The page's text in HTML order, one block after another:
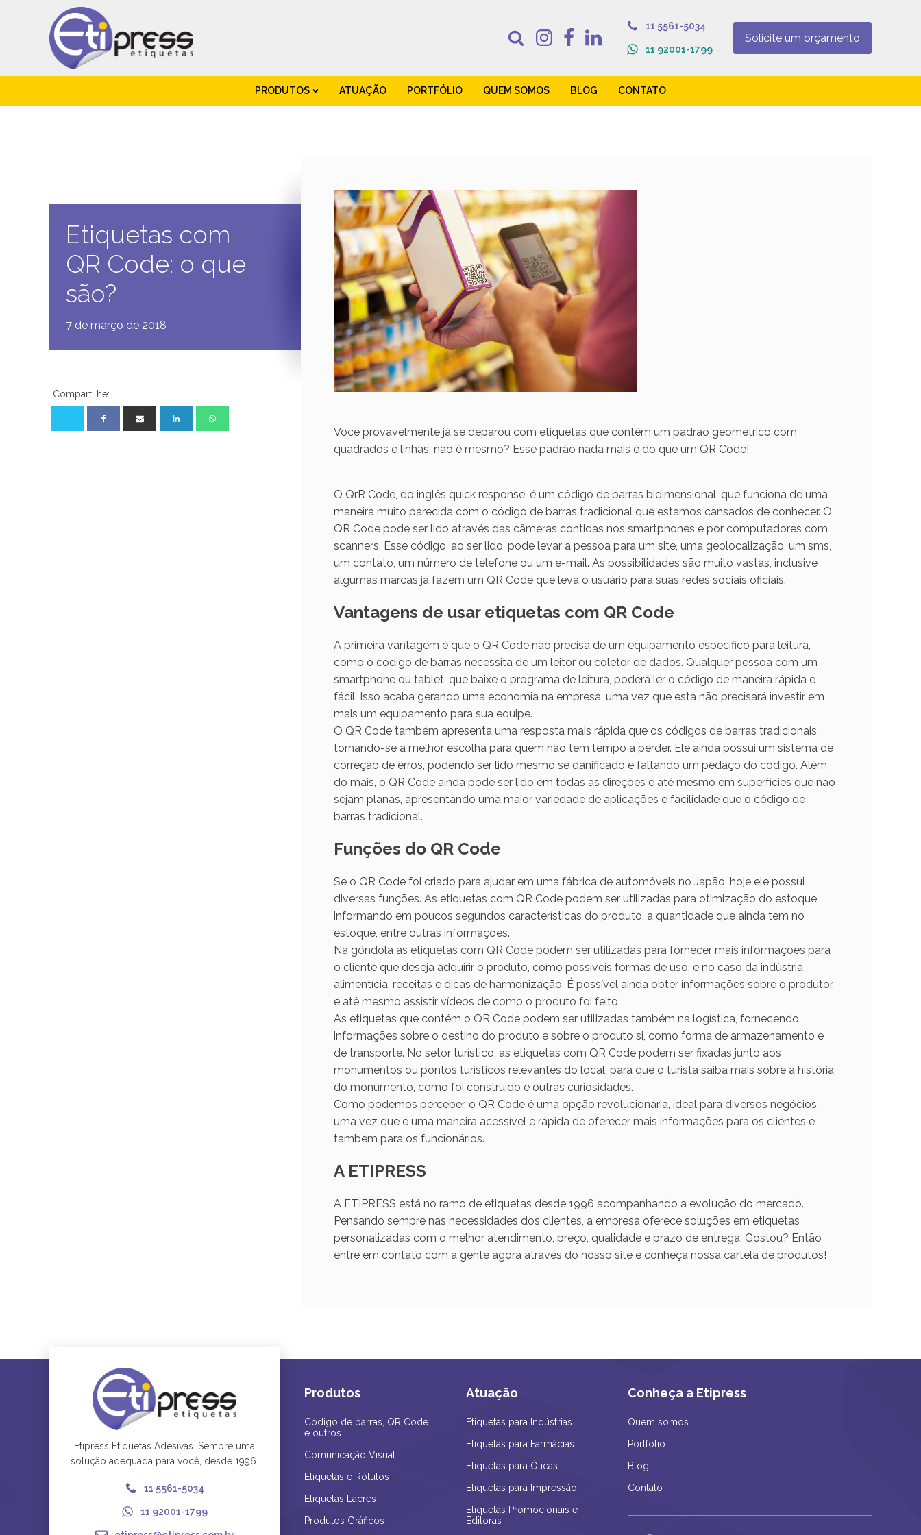
11 5561-5034
11 92001-1799
Solicite um orçamento
PRODUTOS ATUAÇÃO PORTFÓLIO QUEM SOMOS BLOG CONTATO
Etiquetas com
QR Code: o que
são?
7 de março de 2018
Compartilhe:
Você provavelmente já se deparou com etiquetas que contém um padrão geométrico com
quadrados e linhas, não é mesmo? Esse padrão nada mais é do que um QR Code!
O QrR Code, do inglês quick response, é um código de barras bidimensional, que funciona de uma
maneira muito parecida com o código de barras tradicional que estamos cansados de conhecer. O
QR Code pode ser lido através das câmeras contidas nos smartphones e por computadores com
scanners. Esse código, ao ser lido, pode levar a pessoa para um site, uma geolocalização, um sms,
um contato, um número de telefone ou um e-mail. As possibilidades são muito vastas, inclusive
algumas marcas já fazem um QR Code que leva o usuário para suas redes sociais oficiais.
Vantagens de usar etiquetas com QR Code
A primeira vantagem é que o QR Code não precisa de um equipamento específico para leitura,
como o código de barras necessita de um leitor ou coletor de dados. Qualquer pessoa com um
smartphone ou tablet, que baixe o programa de leitura, poderá ler o código de maneira rápida e
fácil. Isso acaba gerando uma economia na empresa, uma vez que esta não precisará investir em
mais um equipamento para sua equipe.
O QR Code também apresenta uma resposta mais rápida que os códigos de barras tradicionais,
tornando-se a melhor escolha para quem não tem tempo a perder. Ele ainda possui um sistema de
correção de erros, podendo ser lido mesmo se danificado e faltando um pedaço do código. Além
do mais, o QR Code ainda pode ser lido em todas as direções e até mesmo em superfícies que não
sejam planas, apresentando uma maior variedade de aplicações e facilidade que o código de
barras tradicional.
Funções do QR Code
Se o QR Code foi criado para ajudar em uma fábrica de automóveis no Japão, hoje ele possui
diversas funções. As etiquetas com QR Code podem ser utilizadas para otimização do estoque,
informando em poucos segundos características do produto, a quantidade que ainda tem no
estoque, entre outras informações.
Na gôndola as etiquetas com QR Code podem ser utilizadas para fornecer mais informações para
o cliente que deseja adquirir o produto, como possíveis formas de uso, e no caso da indústria
alimentícia, receitas e dicas de harmonização. É possível ainda obter informações sobre o produtor,
e até mesmo assistir vídeos de como o produto foi feito.
As etiquetas que contém o QR Code podem ser utilizadas também na logística, fornecendo
informações sobre o destino do produto e sobre o produto si, como forma de armazenamento e
de transporte. No setor turístico, as etiquetas com QR Code podem ser fixadas junto aos
monumentos ou pontos turísticos relevantes do local, para que o turista saiba mais sobre a história
do monumento, como foi construído e outras curiosidades.
Como podemos perceber, o QR Code é uma opção revolucionária, ideal para diversos negócios,
uma vez que é uma maneira acessível e rápida de oferecer mais informações para os clientes e
também para os funcionários.
A ETIPRESS
A ETIPRESS está no ramo de etiquetas desde 1996 acompanhando a evolução do mercado.
Pensando sempre nas necessidades dos clientes, a empresa oferece soluções em etiquetas
personalizadas com o melhor atendimento, preço, qualidade e prazo de entrega. Gostou? Então
entre em contato com a gente agora através do nosso site e conheça nossa cartela de produtos!
Etipress Etiquetas Adesivas. Sempre uma
solução adequada para você, desde 1996.
11 5561-5034
11 92001-1799
Produtos
Código de barras, QR Code
e outros
Comunicação Visual
Etiquetas e Rótulos
Etiquetas Lacres
Produtos Gráficos
Atuação
Etiquetas para Indústrias
Etiquetas para Farmácias
Etiquetas para Óticas
Etiquetas para Impressão
Etiquetas Promocionais e
Editoras
Conheça a Etipress
Quem somos
Portfolio
Blog
Contato